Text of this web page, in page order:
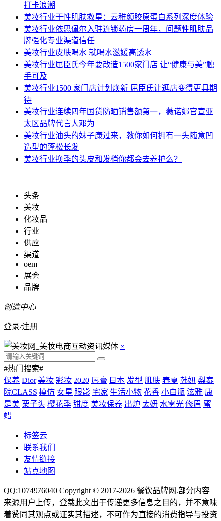
打卡浪潮
美妆行业干性肌肤救星：云稚颜胶原蛋白系列深度体验
美妆行业依思佩尔入驻连锁药房一周年，问题性肌肤品
牌强化专业渠道信任
美妆行业皮肤喝水 就喝水滋媛高透水
美妆行业屈臣氏今年要改造1500家门店 让“健康与美”触
手可及
美妆行业1500 家门店计划焕新 屈臣氏让逛店变得更具期
待
美妆行业连续四年国货防晒销售额第一，薇诺娜官宣亚
太区品牌代言人邓为
美妆行业油头的妹子康过来，教你如何拥有一头随意凹
造型的蓬松长发
美妆行业换季的头皮和发梢你都会去养护么？
头条
美妆
化妆品
行业
供应
渠道
oem
展会
品牌
创造中心
登录/注册
×
#热门搜索#
保养 Dior 美妆 彩妆 2020 唇膏 日本 发型 肌肤 春夏 韩妞 梨泰
院CLASS 模仿 女星 眼影 宅家 生活小物 花香 小白瓶 泫雅 康
是美 栗子头 樱花季 甜度 美妆保养 出炉 太妍 水雾光 修眉 蜜
蜡
标签云
联系我们
友情链接
站点地图
QQ:1074976040 Copyright © 2017-2026 餐饮品牌网 .部分内容
来源用户上传，登载此文出于传递更多信息之目的，并不意味
着赞同其观点或证实其描述，不可作为直接的消费指导与投资